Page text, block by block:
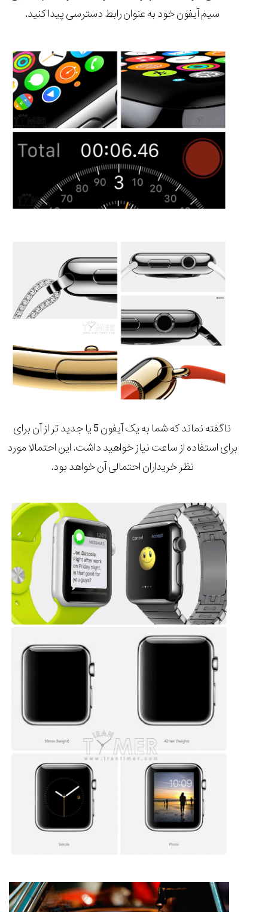
سیم آیفون خود به عنوان رابط دسترسی پیدا کنید.
ناگفته نماند که شما به یک آیفون 5 یا جدید تر از آن برای
برای استفاده از ساعت نیاز خواهید داشت.این احتمالا مورد
نظر خریداران احتمالی آن خواهد بود.